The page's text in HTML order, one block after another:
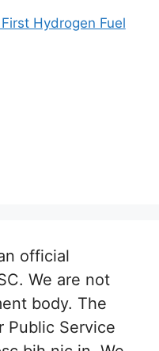
Hydrogen Fuel
official
We are not
body. The
Public Service